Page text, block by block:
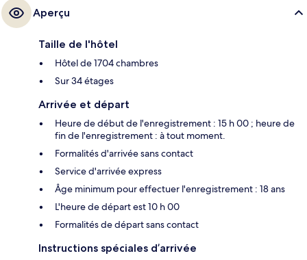
Aperçu
Taille de l'hôtel
Hôtel de 1704 chambres
Sur 34 étages
Arrivée et départ
Heure de début de l'enregistrement : 15 h 00 ; heure de
fin de l'enregistrement : à tout moment.
Formalités d'arrivée sans contact
Service d'arrivée express
Âge minimum pour effectuer l'enregistrement : 18 ans
L'heure de départ est 10 h 00
Formalités de départ sans contact
Instructions spéciales d’arrivée